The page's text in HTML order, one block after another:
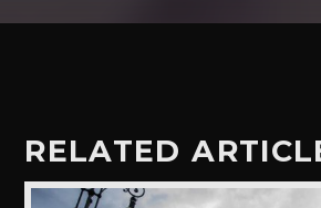
RELATED